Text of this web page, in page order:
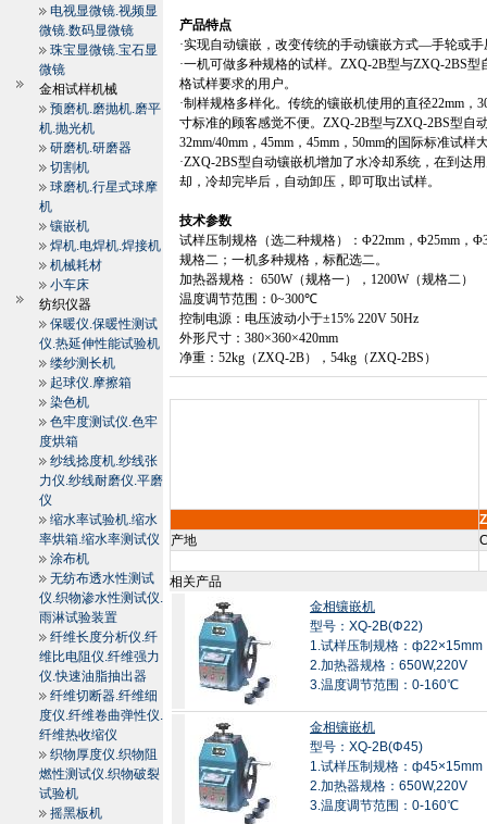
电视显微镜.视频显
微镜.数码显微镜
珠宝显微镜.宝石显
微镜
金相试样机械
预磨机.磨抛机.磨平
机.抛光机
研磨机.研磨器
切割机
球磨机.行星式球摩
机
镶嵌机
焊机.电焊机.焊接机
机械耗材
小车床
纺织仪器
保暖仪.保暖性测试
仪.热延伸性能试验机
缕纱测长机
起球仪.摩擦箱
染色机
色牢度测试仪.色牢
度烘箱
纱线捻度机.纱线张
力仪.纱线耐磨仪.平磨
仪
缩水率试验机.缩水
率烘箱.缩水率测试仪
涂布机
无纺布透水性测试
仪.织物渗水性测试仪.
雨淋试验装置
纤维长度分析仪.纤
维比电阻仪.纤维强力
仪.快速油脂抽出器
纤维切断器.纤维细
度仪.纤维卷曲弹性仪.
纤维热收缩仪
织物厚度仪.织物阻
燃性测试仪.织物破裂
试验机
摇黑板机
产品特点
·实现自动镶嵌，改变传统的手动镶嵌方式—手轮或
·一机可做多种规格的试样。ZXQ-2B型与ZXQ-2BS型
格试样要求的用户。
·制样规格多样化。传统的镶嵌机使用的直径22mm ，
寸标准的顾客感觉不便。ZXQ-2B型与ZXQ-2BS型自
32mm/40mm ，45mm ，45mm ，50mm的国际标准试样
·ZXQ-2BS型自动镶嵌机增加了水冷却系统，在到达
却，冷却完毕后，自动卸压，即可取出试样。
技术参数
试样压制规格（选二种规格）：Φ22mm ，Φ25mm ，Φ
规格二；一机多种规格，标配选二。
加热器规格： 650W（规格一）， 1200W（规格二）
温度调节范围：0~300℃
控制电源：电压波动小于±15% 220V 50Hz
外形尺寸：380×360×420mm
净重：52kg （ZXQ-2B），54kg （ZXQ-2BS ）
产地
相关产品
金相镶嵌机
型号：XQ-2B(Φ22)
1.试样压制规格：ф22×15mm
2.加热器规格：650W,220V
3.温度调节范围：0-160℃
金相镶嵌机
型号：XQ-2B(Φ45)
1.试样压制规格：ф45×15mm
2.加热器规格：650W,220V
3.温度调节范围：0-160℃